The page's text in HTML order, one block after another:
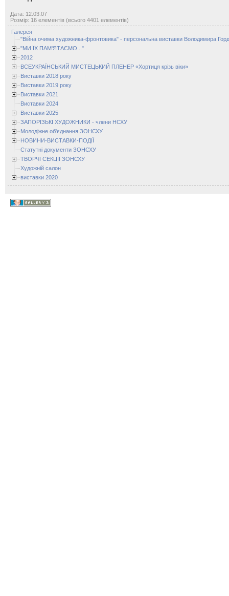
Дата: 12.03.07
Розмір: 16 елементів (всього 4401 елементів)
Галерея
"Війна очима художника-фронтовика" - персональна виставки Володимира
"МИ ЇХ ПАМ'ЯТАЄМО..."
2012
ВСЕУКРАЇНСЬКИЙ МИСТЕЦЬКИЙ ПЛЕНЕР «Хортиця крізь віки»
Виставки 2018 року
Виставки 2019 року
Виставки 2021
Виставки 2024
Виставки 2025
ЗАПОРІЗЬКІ ХУДОЖНИКИ - члени НСХУ
Молодіжне об'єднання ЗОНСХУ
НОВИНИ-ВИСТАВКИ-ПОДІЇ
Статутні документи ЗОНСХУ
ТВОРЧІ СЕКЦІЇ ЗОНСХУ
Художній салон
виставки 2020